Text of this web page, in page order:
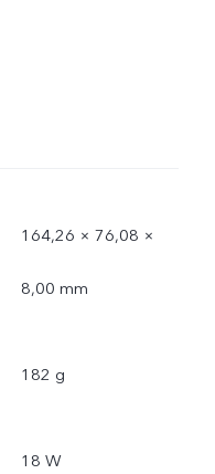
164,26 × 76,08 ×
8,00 mm
182 g
18 W